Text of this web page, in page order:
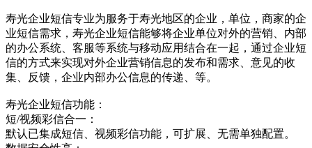
寿光企业短信专业为服务于寿光地区的企业，单位，商家的企
业短信需求，寿光企业短信能够将企业单位对外的营销、内部
的办公系统、客服等系统与移动应用结合在一起，通过企业短
信的方式来实现对外企业营销信息的发布和需求、意见的收
集、反馈，企业内部办公信息的传递、等。
寿光企业短信功能：
短/视频彩信合一：
默认已集成短信、视频彩信功能，可扩展、无需单独配置。